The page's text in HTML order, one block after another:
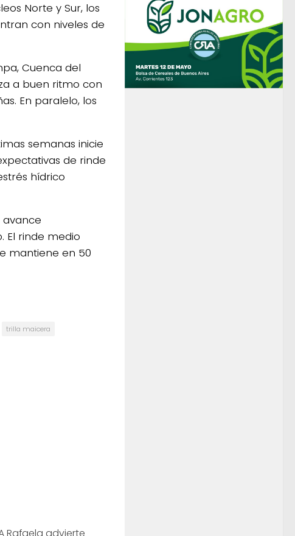
Norte y Sur, los
con niveles de
Cuenca del
a buen ritmo con
En paralelo, los
semanas inicie
de rinde
hídrico
avance
El rinde medio
mantiene en 50
trilla maicera